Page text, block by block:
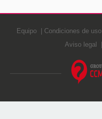
Equipo Condiciones de uso
Aviso legal